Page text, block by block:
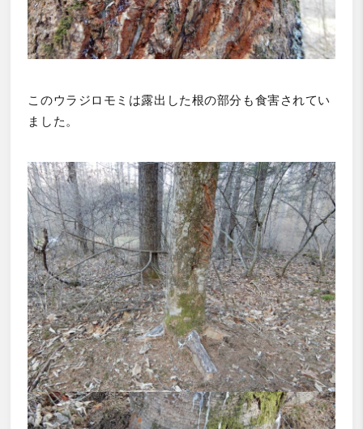
このウラジロモミは露出した根の部分も食害されてい
ました。